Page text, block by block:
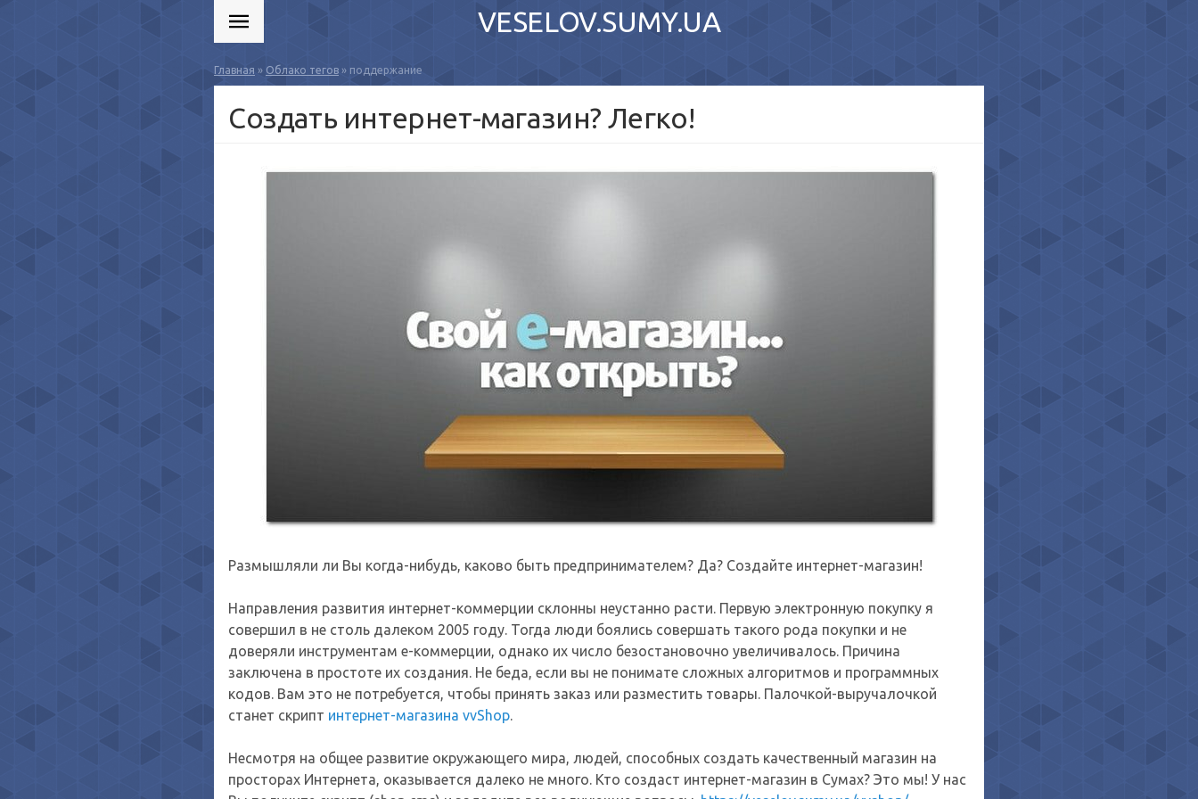
VESELOV.SUMY.UA
Главная » Облако тегов » поддержание
Создать интернет-магазин? Легко!
Размышляли ли Вы когда-нибудь, каково быть предпринимателем? Да? Создайте интернет-магазин!
Направления развития интернет-коммерции склонны неустанно расти. Первую электронную покупку я
совершил в не столь далеком 2005 году. Тогда люди боялись совершать такого рода покупки и не
доверяли инструментам e-коммерции, однако их число безостановочно увеличивалось. Причина
заключена в простоте их создания. Не беда, если вы не понимате сложных алгоритмов и программных
кодов. Вам это не потребуется, чтобы принять заказ или разместить товары. Палочкой-выручалочкой
станет скрипт интернет-магазина vvShop.
Несмотря на общее развитие окружающего мира, людей, способных создать качественный магазин на
просторах Интернета, оказывается далеко не много. Кто создаст интернет-магазин в Сумах? Это мы! У нас